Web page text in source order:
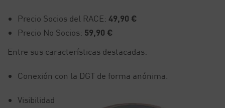
Precio Socios del RACE: 49,90 €
Precio No Socios: 59,90 €
Entre sus características destacadas:
Conexión con la DGT de forma anónima.
Visibilidad